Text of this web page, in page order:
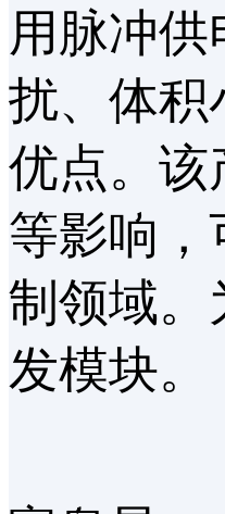
用脉冲
扰、体积
优点。该
等影响，
制领域。
发模块。